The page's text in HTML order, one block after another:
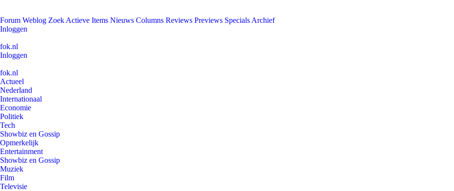
Forum Weblog Zoek Actieve Items Nieuws Columns Reviews Previews Specials Archief
Inloggen
fok.nl
Inloggen
fok.nl
Actueel
Nederland
Internationaal
Economie
Politiek
Tech
Showbiz en Gossip
Opmerkelijk
Entertainment
Showbiz en Gossip
Muziek
Film
Televisie